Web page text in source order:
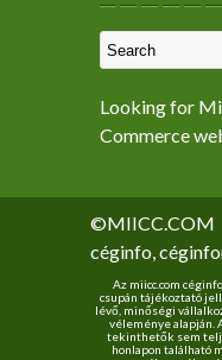
Looking for
Commerce
©MIICC.COM
céginfo,
Az miicc.com
csupán tájékoztató
lévő, minőségi
véleménye alapján.
tekinthetők sem
honlapon található